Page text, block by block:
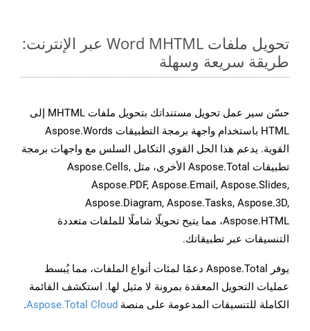
تحويل ملفات Word MHTML عبر الإنترنت:
طريقة سريعة وسهلة
حسّن سير عمل تحويل مستنداتك بتحويل ملفات MHTML إلى
HTML باستخدام واجهة برمجة التطبيقات Aspose.Words
القوية. يدعم هذا الحل القوي التكامل السلس مع واجهات برمجة
تطبيقات Aspose.Total الأخرى، مثل Aspose.Cells,
Aspose.PDF, Aspose.Email, Aspose.Slides,
Aspose.Diagram, Aspose.Tasks, Aspose.3D,
Aspose.HTML، مما يتيح تحويلًا شاملًا للملفات متعددة
التنسيقات عبر تطبيقاتك.
يوفر Aspose.Total دعمًا لمئات أنواع الملفات، مما يُبسط
عمليات التحويل المعقدة بمرونة لا مثيل لها. استكشف القائمة
الكاملة للتنسيقات المدعومة على منصة Aspose.Total Cloud
.